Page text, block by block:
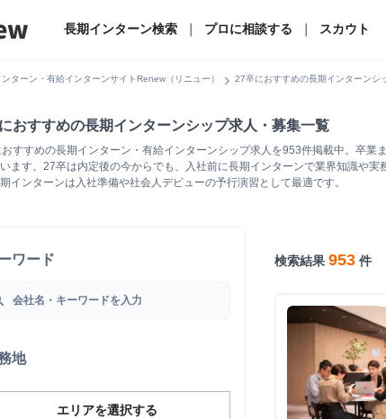
長期インターン検索 プロに相談する スカウト
ターン・有給インターンサイトRenew（リニュー） chevron_right 27卒におすすめの長期インターンシ
おすすめの長期インターンシップ求人・募集一覧
すすめの長期インターン・有給インターンシップ求人を953件掲載中。卒
ます。27卒は内定後の今からでも、入社前に長期インターンで業界知識や
インターンは入社準備や社会人デビューの予行演習として最適です。
ワード
地
エリアを選択する
検索結果953 件